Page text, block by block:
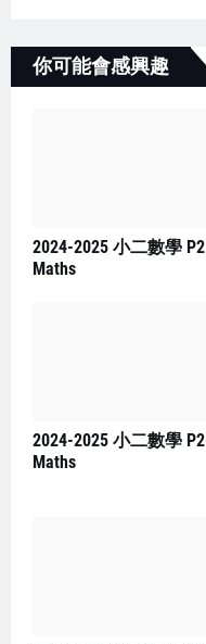
你可能會感興趣
2024-2025 小二數學 P2
Maths
2024-2025 小二數學 P2
Maths